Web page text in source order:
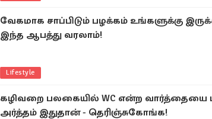
வேகமாக சாப்பிடும் பழக்கம் உங்களுக்கு
இந்த ஆபத்து வரலாம்!
Lifestyle
கழிவறை பலகையில் WC என்ற வார்த்தையை
அர்த்தம் இதுதான் - தெரிஞ்சுகோங்க!